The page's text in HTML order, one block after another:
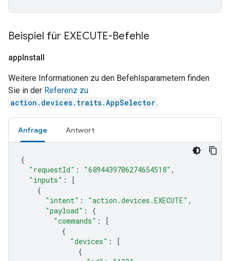
Beispiel für EXECUTE-Befehle
appInstall
Weitere Informationen zu den Befehlsparametern finden
Sie in der Referenz zu
action.devices.traits.AppSelector .
Anfrage Antwort
{
"requestId" : "6894439706274654518" ,
"inputs" :
[
{
"intent" : "action.devices.EXECUTE" ,
"payload" :
{
"commands" :
[
{
"devices" :
[
{